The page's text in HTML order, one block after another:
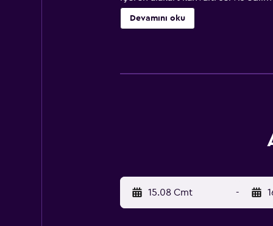
tadını çıkarabilir. Barda
Konforlu oturma alanları bulunan
Devamını oku
15.08 Cmt -